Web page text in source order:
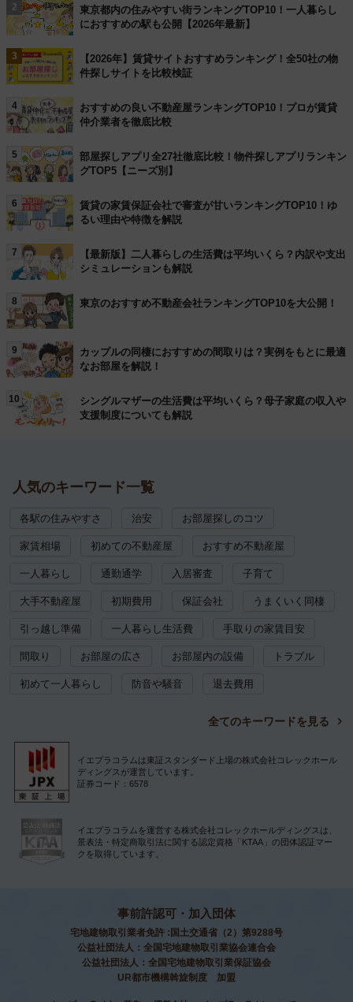
2
東京都内の住みやすい街ランキングTOP10！一人暮らし
におすすめの駅も公開【2026年最新】
3
【2026年】賃貸サイトおすすめランキング！全50社の物
件探しサイトを比較検証
4
おすすめの良い不動産屋ランキングTOP10！プロが賃貸
仲介業者を徹底比較
5
部屋探しアプリ全27社徹底比較！物件探しアプリランキン
グTOP5【ニーズ別】
6
賃貸の家賃保証会社で審査が甘いランキングTOP10！ゆ
るい理由や特徴を解説
7
【最新版】二人暮らしの生活費は平均いくら？内訳や支出
シミュレーションも解説
8 東京のおすすめ不動産会社ランキングTOP10を大公開！
9
カップルの同棲におすすめの間取りは？実例をもとに最適
なお部屋を解説！
10
シングルマザーの生活費は平均いくら？母子家庭の収入や
支援制度についても解説
人気のキーワード一覧
各駅の住みやすさ 治安 お部屋探しのコツ
家賃相場 初めての不動産屋 おすすめ不動産屋
一人暮らし 通勤通学 入居審査 子育て
大手不動産屋 初期費用 保証会社 うまくいく同棲
引っ越し準備 一人暮らし生活費 手取りの家賃目安
間取り お部屋の広さ お部屋内の設備 トラブル
初めて一人暮らし 防音や騒音 退去費用
全てのキーワードを見る
イエプラコラムは東証スタンダード上場の株式会社コレックホール
ディングスが運営しています。
証券コード：6578
イエプラコラムを運営する株式会社コレックホールディングスは、
景表法・特定商取引法に関する認定資格「KTAA」の団体認証マー
クを取得しています。
事前許認可・加入団体
宅地建物取引業者免許 :国土交通省（2）第9288号
公益社団法人：全国宅地建物取引業協会連合会
公益社団法人：全国宅地建物取引業保証協会
UR都市機構斡旋制度 加盟